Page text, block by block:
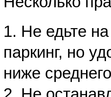
1. Не едьте
паркинг, но
ниже